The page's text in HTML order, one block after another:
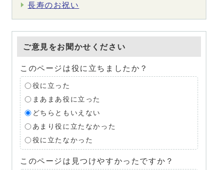
長寿のお祝い
ご意見をお聞かせください
このページは役に立ちましたか？
役に立った
まあまあ役に立った
どちらともいえない
あまり役に立たなかった
役に立たなかった
このページは見つけやすかったですか？